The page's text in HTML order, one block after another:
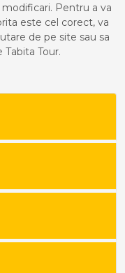
Pentru a va
este cel corect, va
de pe site sau sa
Tour.